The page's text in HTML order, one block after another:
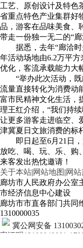
工艺、原创设计及特色
省重点特色产业集群好
品，游客在品味美食、
带走一份独一无二的“廊
据悉，去年“廊洽
年活动场地由6.2万平
优化，客流承载能力大
“举办此次活动，
流量直接转化为消费动
富市民精神文化生活，
理王红介绍，“我们持续
让更多游客走进临空、
津冀夏日文旅消费的标
即日起至6月21日
放吃、喝、玩、乐、购
来客发出热忱邀请！
关于本站|网站地图 |网
廊坊市人民政府办公室
市经济信息中心建设
廊坊市市直各部门共同
1310000035
冀公网安备
案证明13100049001-